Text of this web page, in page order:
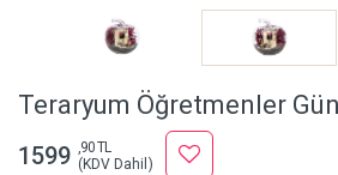
Teraryum Öğretmenler
1599 ,90 TL
(KDV Dahil)